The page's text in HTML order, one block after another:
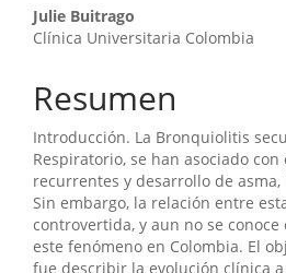
Julie Buitrago
Clínica Universitaria Colombia
Resumen
Introducción. La Bronquiolitis
Respiratorio, se han asociado
recurrentes y desarrollo de
Sin embargo, la relación entre
controvertida, y aun no se
este fenómeno en Colombia. El
fue describir la evolución clínica a